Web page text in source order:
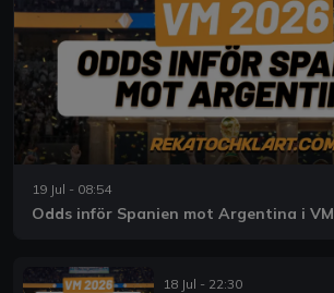
19 Jul - 08:54
Odds inför Spanien mot Argentina i VM
18 Jul - 22:30